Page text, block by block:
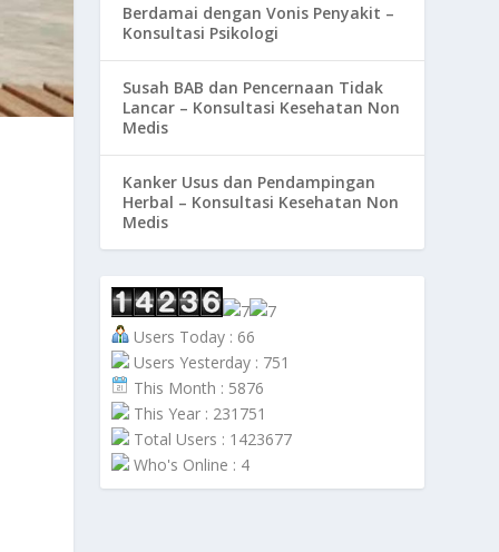
Berdamai dengan Vonis Penyakit –
Konsultasi Psikologi
Susah BAB dan Pencernaan Tidak
Lancar – Konsultasi Kesehatan Non
Medis
Kanker Usus dan Pendampingan
Herbal – Konsultasi Kesehatan Non
Medis
Users Today : 66
Users Yesterday : 751
This Month : 5876
This Year : 231751
Total Users : 1423677
Who's Online : 4